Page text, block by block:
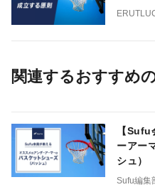
関連するおすすめ
【
ーアー
シュ）
Sufu編集